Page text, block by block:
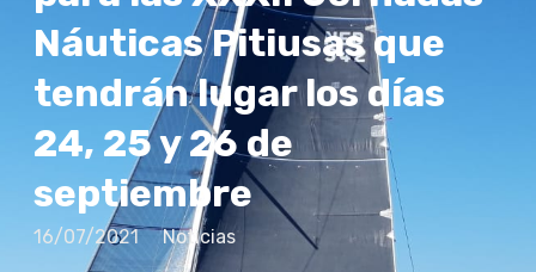
Náuticas Pitiusas que
tendrán lugar los días
24, 25 y 26 de
septiembre
16/07/2021 Noticias